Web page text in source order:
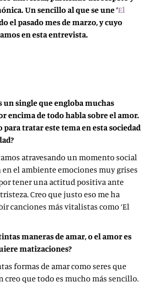
Un sencillo al que se une ‘El
el pasado mes de marzo, y cuyo
en esta entrevista.
un single que engloba muchas
encima de todo habla sobre el amor.
tratar este tema en esta sociedad
atravesando un momento social
en el ambiente emociones muy grises
tener una actitud positiva ante
Creo que justo eso me ha
canciones más vitalistas como ‘El
maneras de amar, o el amor es
matizaciones?
formas de amar como seres que
creo que todo es mucho más sencillo.